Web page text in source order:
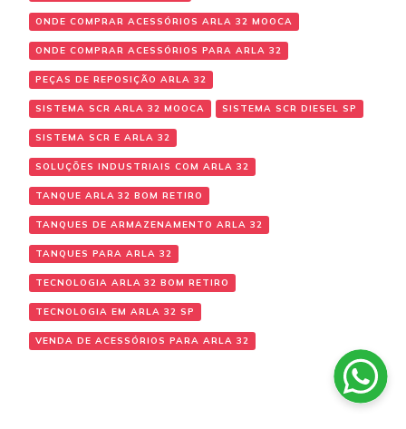
ONDE COMPRAR ACESSÓRIOS ARLA 32 MOOCA
ONDE COMPRAR ACESSÓRIOS PARA ARLA 32
PEÇAS DE REPOSIÇÃO ARLA 32
SISTEMA SCR ARLA 32 MOOCA SISTEMA SCR DIESEL SP
SISTEMA SCR E ARLA 32
SOLUÇÕES INDUSTRIAIS COM ARLA 32
TANQUE ARLA 32 BOM RETIRO
TANQUES DE ARMAZENAMENTO ARLA 32
TANQUES PARA ARLA 32
TECNOLOGIA ARLA 32 BOM RETIRO
TECNOLOGIA EM ARLA 32 SP
VENDA DE ACESSÓRIOS PARA ARLA 32